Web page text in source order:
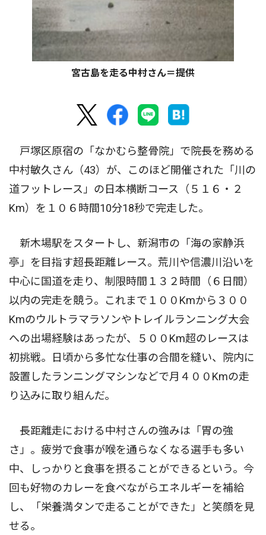
宮古島を走る中村さん＝提供
戸塚区原宿の「なかむら整骨院」で院長を務める
中村敏久さん（43）が、このほど開催された「川の
道フットレース」の日本横断コース（５１６・２
Km）を１０６時間10分18秒で完走した。
新木場駅をスタートし、新潟市の「海の家静浜
亭」を目指す超長距離レース。荒川や信濃川沿いを
中心に国道を走り、制限時間１３２時間（６日間）
以内の完走を競う。これまで１００Kmから３００
Kmのウルトラマラソンやトレイルランニング大会
への出場経験はあったが、５００Km超のレースは
初挑戦。日頃から多忙な仕事の合間を縫い、院内に
設置したランニングマシンなどで月４００Kmの走
り込みに取り組んだ。
長距離走における中村さんの強みは「胃の強
さ」。疲労で食事が喉を通らなくなる選手も多い
中、しっかりと食事を摂ることができるという。今
回も好物のカレーを食べながらエネルギーを補給
し、「栄養満タンで走ることができた」と笑顔を見
せる。